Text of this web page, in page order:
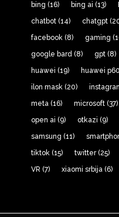
bing (16) bing ai (13)
chatbot(14) chatgpt
facebook(8) gaming
google bard(8) gpt(8)
huawei (19) huawei
ilon mask(20)
meta(16) microsoft(37)
open ai (9) otkazi (9)
samsung (11)
tiktok(15) twitter(25)
VR (7) xiaomi srbija(6)